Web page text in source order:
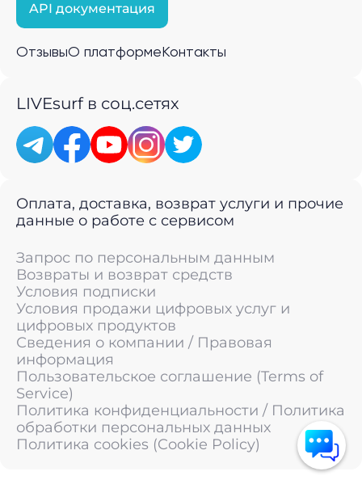
API документация
ОтзывыО платформе Контакты
LIVEsurf в соц.сетях
Оплата, доставка, возврат услуги и прочие
данные о работе с сервисом
Запрос по персональным данным
Возвраты и возврат средств
Условия подписки
Условия продажи цифровых услуг и
цифровых продуктов
Сведения о компании / Правовая
информация
Пользовательское соглашение (Terms of
Service)
Политика конфиденциальности / Политика
обработки персональных данных
Политика cookies (Cookie Policy)